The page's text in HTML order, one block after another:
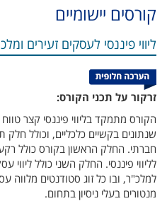
קורסים יישומיים
ליווי פיננסי לעסקים זעירים
זרקור על תכני הקורס:
הקורס מתמקד בליווי פיננסי קצר
שנתונים בקשיים כלכליים, וכולל
חברתי. החלק הראשון בקורס כולל
לליווי פיננסי. החלק השני כולל ליווי
למלכ"ר, ובו כל זוג סטודנטים מלווה
מנטורים בעלי ניסיון בתחום.